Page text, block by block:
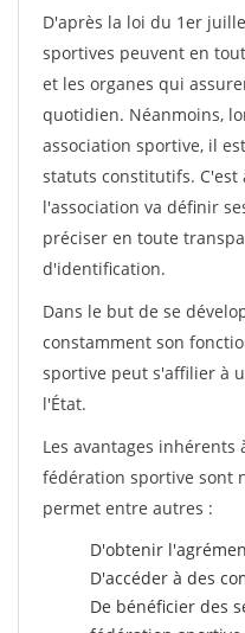
D'après la loi du 1er
sportives peuvent en
et les organes qui
quotidien. Néanmoins,
association sportive, il
statuts constitutifs. C'est
l'association va définir
préciser en toute
d'identification.
Dans le but de se
constamment son
sportive peut s'affilier à
l'État.
Les avantages
fédération sportive sont
permet entre autres :
D'obtenir
D'accéder à des
De bénéficier des